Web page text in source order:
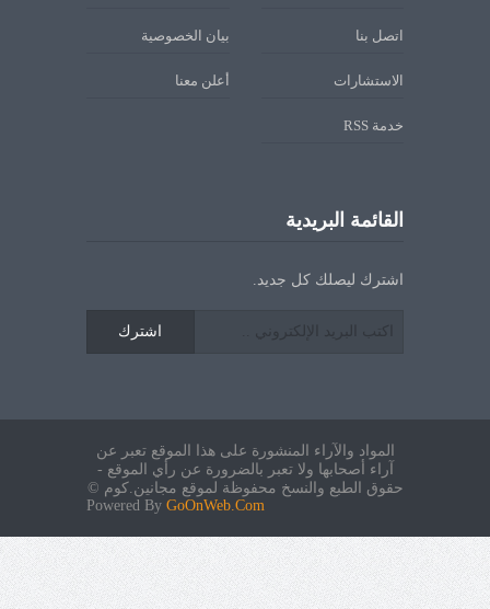
اتصل بنا بيان الخصوصية
الاستشارات أعلن معنا
خدمة RSS
القائمة البريدية
اشترك ليصلك كل جديد.
اشترك
المواد والآراء المنشورة على هذا الموقع تعبر عن
آراء أصحابها ولا تعبر بالضرورة عن رأي الموقع -
حقوق الطبع والنسخ محفوظة لموقع مجانين.كوم ©
Powered By GoOnWeb.Com